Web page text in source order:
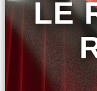
LE